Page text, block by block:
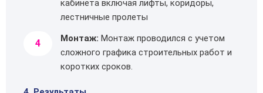
кабинета включая лифты, коридоры,
лестничные пролеты
Монтаж: Монтаж проводился с учетом
сложного графика строительных работ и
коротких сроков.